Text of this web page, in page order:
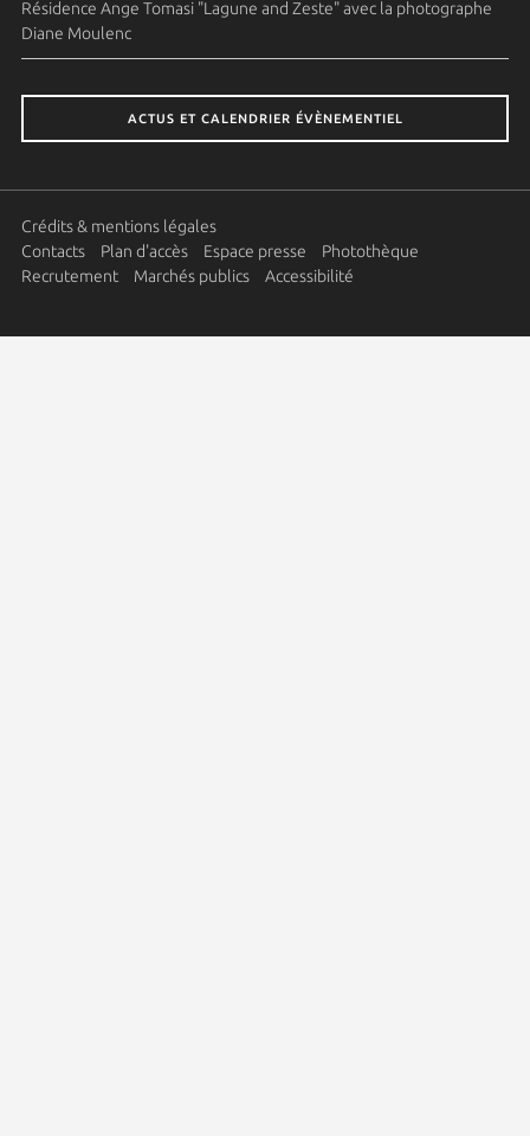
Résidence Ange Tomasi "Lagune and Zeste" avec la photographe
Diane Moulenc
ACTUS ET CALENDRIER ÉVÈNEMENTIEL
Crédits & mentions légales
Contacts
Plan d'accès Espace presse
Photothèque
Recrutement
Marchés publics Accessibilité